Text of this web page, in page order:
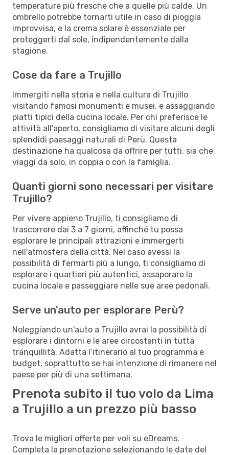
temperature più fresche che a quelle più calde. Un
ombrello potrebbe tornarti utile in caso di pioggia
improvvisa, e la crema solare è essenziale per
proteggerti dal sole, indipendentemente dalla
stagione.
Cose da fare a Trujillo
Immergiti nella storia e nella cultura di Trujillo
visitando famosi monumenti e musei, e assaggiando
piatti tipici della cucina locale. Per chi preferisce le
attività all'aperto, consigliamo di visitare alcuni degli
splendidi paesaggi naturali di Perù. Questa
destinazione ha qualcosa da offrire per tutti, sia che
viaggi da solo, in coppia o con la famiglia.
Quanti giorni sono necessari per visitare
Trujillo?
Per vivere appieno Trujillo, ti consigliamo di
trascorrere dai 3 a 7 giorni, affinché tu possa
esplorare le principali attrazioni e immergerti
nell'atmosfera della città. Nel caso avessi la
possibilità di fermarti più a lungo, ti consigliamo di
esplorare i quartieri più autentici, assaporare la
cucina locale e passeggiare nelle sue aree pedonali.
Serve un'auto per esplorare Perù?
Noleggiando un'auto a Trujillo avrai la possibilità di
esplorare i dintorni e le aree circostanti in tutta
tranquillità. Adatta l’itinerario al tuo programma e
budget, soprattutto se hai intenzione di rimanere nel
paese per più di una settimana.
Prenota subito il tuo volo da Lima
a Trujillo a un prezzo più basso
Trova le migliori offerte per voli su eDreams.
Completa la prenotazione selezionando le date del